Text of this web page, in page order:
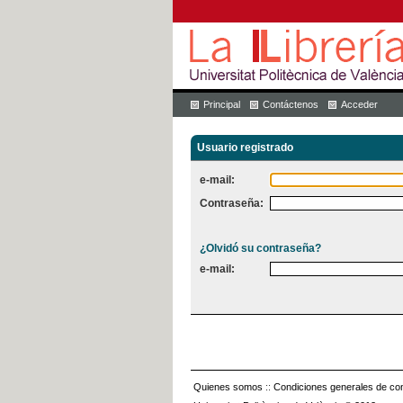
Principal Contáctenos Acceder
Usuario registrado
e-mail:
Contraseña:
¿Olvidó su contraseña?
e-mail:
Quienes somos :: Condiciones generales de